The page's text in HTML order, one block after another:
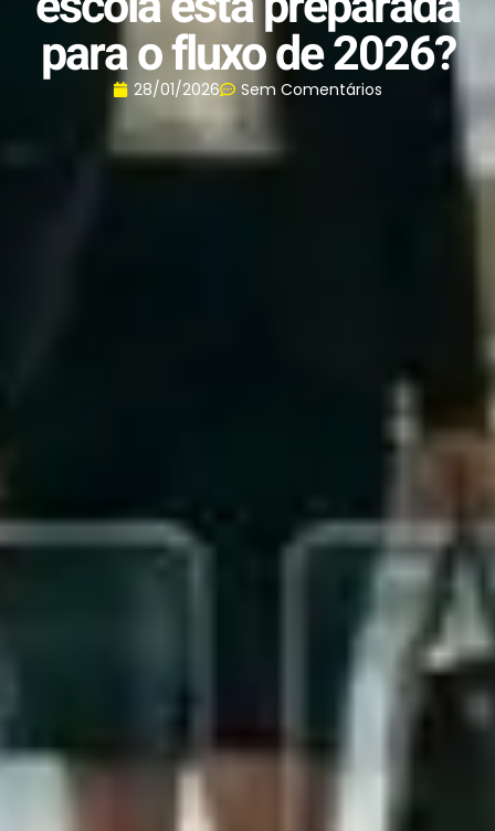
para o fluxo de 2026?
28/01/2026 Sem Comentários